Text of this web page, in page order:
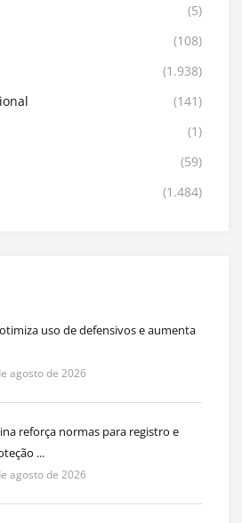
(5)
(108)
(1.938)
(141)
(1)
(59)
(1.484)
uso de defensivos e aumenta
agosto de 2026
reforça normas para registro e
...
agosto de 2026